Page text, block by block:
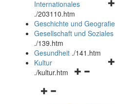
und
Internationales
./203110.htm
Geschichte und Geografie
Gesellschaft und Soziales
./139.htm
Gesundheit ./141.htm
Kultur
./kultur.htm
Navigationsmenü